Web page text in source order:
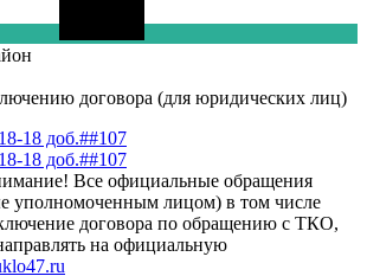
договора (для юридических лиц)
18 доб.##107
18 доб.##107
Все официальные обращения
уполномоченным лицом) в том числе
договора по обращению с ТКО,
на официальную